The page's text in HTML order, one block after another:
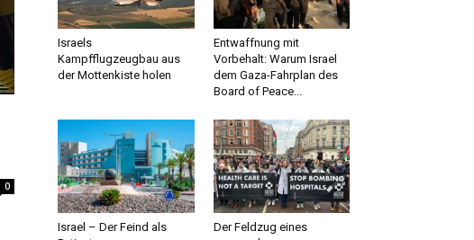
0
Israels
Kampfflugzeugbau aus
der Mottenkiste holen
Entwaffnung mit
Vorbehalt: Warum Israel
dem Gaza-Fahrplan des
Board of Peace...
Israel – Der Feind als
Der Feldzug eines